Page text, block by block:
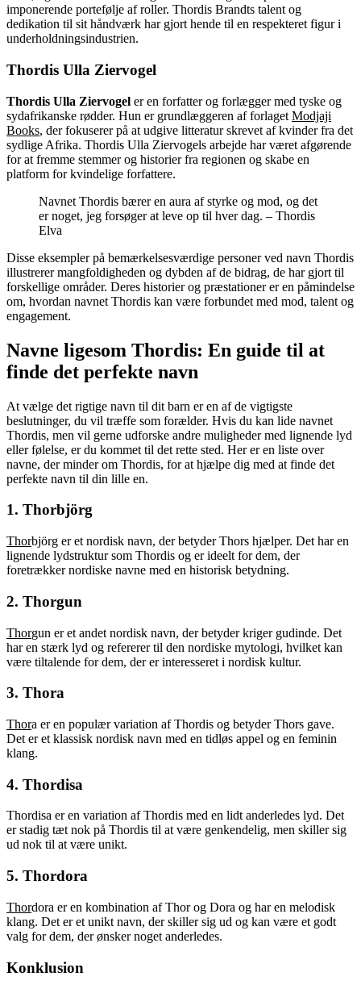
imponerende portefølje af roller. Thordis Brandts talent og
dedikation til sit håndværk har gjort hende til en respekteret figur i
underholdningsindustrien.
Thordis Ulla Ziervogel
Thordis Ulla Ziervogel er en forfatter og forlægger med tyske og
sydafrikanske rødder. Hun er grundlæggeren af forlaget Modjaji
Books, der fokuserer på at udgive litteratur skrevet af kvinder fra det
sydlige Afrika. Thordis Ulla Ziervogels arbejde har været afgørende
for at fremme stemmer og historier fra regionen og skabe en
platform for kvindelige forfattere.
Navnet Thordis bærer en aura af styrke og mod, og det
er noget, jeg forsøger at leve op til hver dag. – Thordis
Elva
Disse eksempler på bemærkelsesværdige personer ved navn Thordis
illustrerer mangfoldigheden og dybden af de bidrag, de har gjort til
forskellige områder. Deres historier og præstationer er en påmindelse
om, hvordan navnet Thordis kan være forbundet med mod, talent og
engagement.
Navne ligesom Thordis: En guide til at
finde det perfekte navn
At vælge det rigtige navn til dit barn er en af de vigtigste
beslutninger, du vil træffe som forælder. Hvis du kan lide navnet
Thordis, men vil gerne udforske andre muligheder med lignende lyd
eller følelse, er du kommet til det rette sted. Her er en liste over
navne, der minder om Thordis, for at hjælpe dig med at finde det
perfekte navn til din lille en.
1. Thorbjörg
Thorbjörg er et nordisk navn, der betyder Thors hjælper. Det har en
lignende lydstruktur som Thordis og er ideelt for dem, der
foretrækker nordiske navne med en historisk betydning.
2. Thorgun
Thorgun er et andet nordisk navn, der betyder kriger gudinde. Det
har en stærk lyd og refererer til den nordiske mytologi, hvilket kan
være tiltalende for dem, der er interesseret i nordisk kultur.
3. Thora
Thora er en populær variation af Thordis og betyder Thors gave.
Det er et klassisk nordisk navn med en tidløs appel og en feminin
klang.
4. Thordisa
Thordisa er en variation af Thordis med en lidt anderledes lyd. Det
er stadig tæt nok på Thordis til at være genkendelig, men skiller sig
ud nok til at være unikt.
5. Thordora
Thordora er en kombination af Thor og Dora og har en melodisk
klang. Det er et unikt navn, der skiller sig ud og kan være et godt
valg for dem, der ønsker noget anderledes.
Konklusion